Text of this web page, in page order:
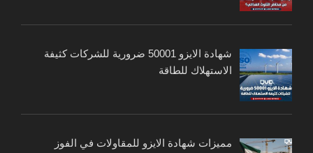
شهادة الايزو 50001 ضرورية للشركات كثيفة
الاستهلاك للطاقة
مميزات شهادة الايزو للمقاولات في الفوز